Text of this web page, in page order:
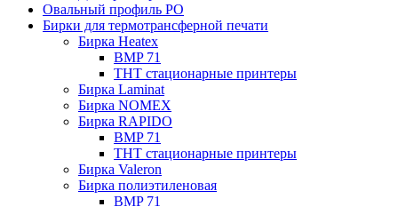
Овальный профиль PO
Бирки для термотрансферной печати
Бирка Heatex
BMP 71
THT стационарные принтеры
Бирка Laminat
Бирка NOMEX
Бирка RAPIDO
BMP 71
THT стационарные принтеры
Бирка Valeron
Бирка полиэтиленовая
BMP 71